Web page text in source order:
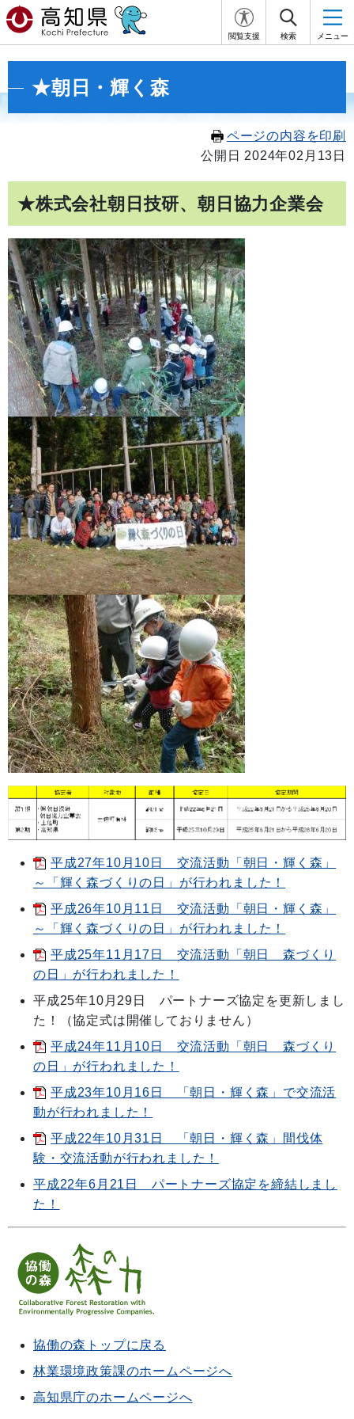
閲覧支援 検索 メニュー
★朝日・輝く森
ページの内容を印刷
公開日 2024年02月13日
★株式会社朝日技研、朝日協力企業会
平成27年10月10日 交流活動「朝日・輝く森」
～「輝く森づくりの日」が行われました！
平成26年10月11日 交流活動「朝日・輝く森」
～「輝く森づくりの日」が行われました！
平成25年11月17日 交流活動「朝日 森づくり
の日」が行われました！
平成25年10月29日 パートナーズ協定を更新しまし
た！（協定式は開催しておりません）
平成24年11月10日 交流活動「朝日 森づくり
の日」が行われました！
平成23年10月16日 「朝日・輝く森」で交流活
動が行われました！
平成22年10月31日 「朝日・輝く森」間伐体
験・交流活動が行われました！
平成22年6月21日 パートナーズ協定を締結しまし
た！
協働の森トップに戻る
林業環境政策課のホームページへ
高知県庁のホームページへ